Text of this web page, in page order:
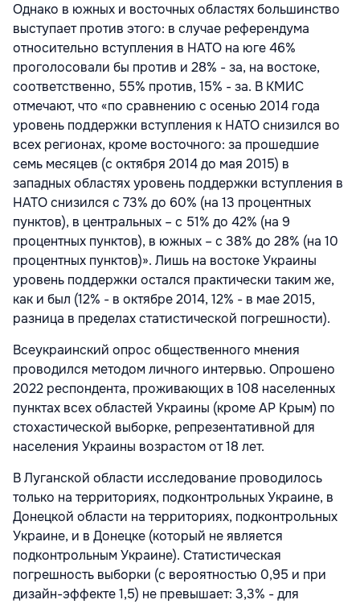
Однако в южных и восточных областях большинство
выступает против этого: в случае референдума
относительно вступления в НАТО на юге 46%
проголосовали бы против и 28% - за, на востоке,
соответственно, 55% против, 15% - за. В КМИС
отмечают, что «по сравнению с осенью 2014 года
уровень поддержки вступления к НАТО снизился во
всех регионах, кроме восточного: за прошедшие
семь месяцев (с октября 2014 до мая 2015) в
западных областях уровень поддержки вступления в
НАТО снизился с 73% до 60% (на 13 процентных
пунктов), в центральных – с 51% до 42% (на 9
процентных пунктов), в южных – с 38% до 28% (на 10
процентных пунктов)». Лишь на востоке Украины
уровень поддержки остался практически таким же,
как и был (12% - в октябре 2014, 12% - в мае 2015,
разница в пределах статистической погрешности).
Всеукраинский опрос общественного мнения
проводился методом личного интервью. Опрошено
2022 респондента, проживающих в 108 населенных
пунктах всех областей Украины (кроме АР Крым) по
стохастической выборке, репрезентативной для
населения Украины возрастом от 18 лет.
В Луганской области исследование проводилось
только на территориях, подконтрольных Украине, в
Донецкой области на территориях, подконтрольных
Украине, и в Донецке (который не является
подконтрольным Украине). Статистическая
погрешность выборки (с вероятностью 0,95 и при
дизайн-эффекте 1,5) не превышает: 3,3% - для